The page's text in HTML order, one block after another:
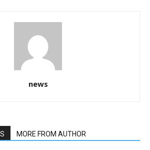
news
MORE FROM AUTHOR